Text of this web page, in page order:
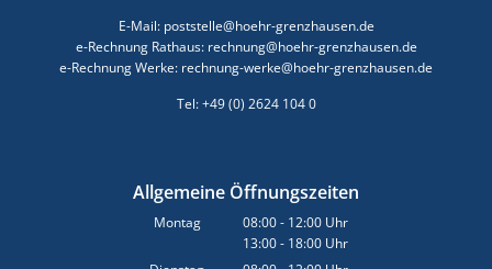
E-Mail: poststelle@hoehr-grenzhausen.de
e-Rechnung Rathaus: rechnung@hoehr-grenzhausen.de
e-Rechnung Werke: rechnung-werke@hoehr-grenzhausen.de
Tel: +49 (0) 2624 104 0
Allgemeine Öffnungszeiten
Montag 08:00- 12:00 Uhr
Von 08:00 bis 12:00 Uhr
13:00- 18:00 Uhr
Von 13:00 bis 18:00 Uhr